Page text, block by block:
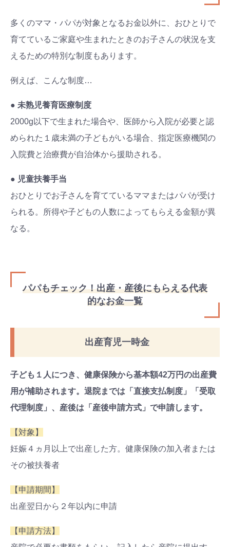
多くのママ・パパが対象となるお金以外に、おひとりで
育てているご家庭や生まれたときのお子さんの状況を支
えるための特別な制度もあります。
例えば、こんな制度…
● 未熟児養育医療制度
2000g以下で生まれた場合や、医師から入院が必要と認
められた１歳未満の子どもがいる場合、指定医療機関の
入院費と治療費が自治体から援助される。
● 児童扶養手当
おひとりでお子さんを育てているママまたはパパが受け
られる。所得や子どもの人数によってもらえる金額が異
なる。
パパもチェック！出産・産後にもらえる代表
的なお金一覧
出産育児一時金
子ども１人につき、健康保険から基本額42万円の出産費
用が補助されます。退院までは「直接支払制度」「受取
代理制度」、産後は「産後申請方式」で申請します。
【対象】
妊娠４ヵ月以上で出産した方。健康保険の加入者または
その被扶養者
【申請期間】
出産翌日から２年以内に申請
【申請方法】